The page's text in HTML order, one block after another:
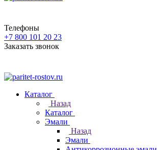
Телефоны
+7 800 101 20 23
Заказать звонок
Каталог
Назад
Каталог
Эмали
Назад
Эмали